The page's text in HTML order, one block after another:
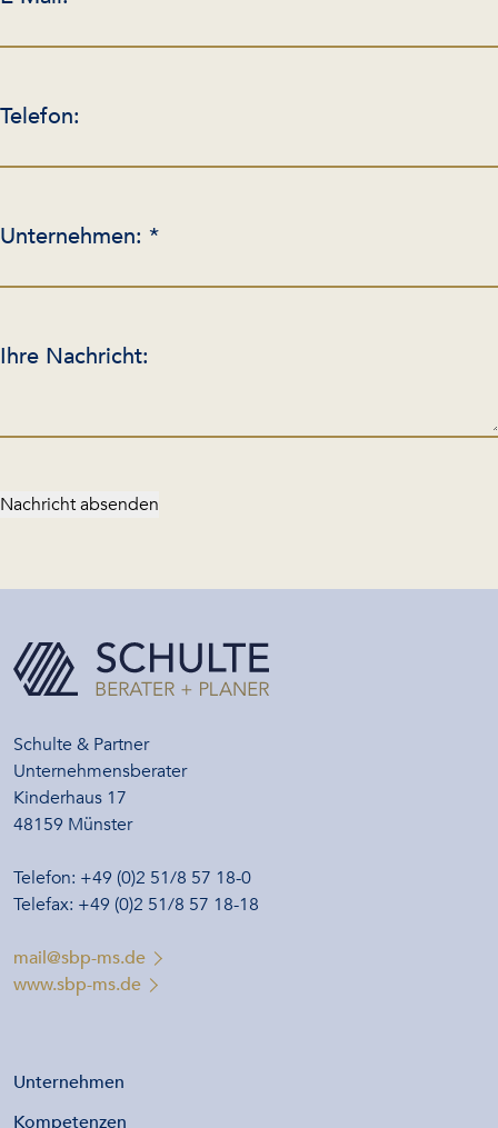
Telefon:
Unternehmen: *
Ihre Nachricht:
Nachricht absenden
Schulte & Partner
Unternehmensberater
Kinderhaus 17
48159 Münster
Telefon: +49 (0)2 51/8 57 18-0
Telefax: +49 (0)2 51/8 57 18-18
mail@sbp-ms.de
www.sbp-ms.de
Unternehmen
Kompetenzen